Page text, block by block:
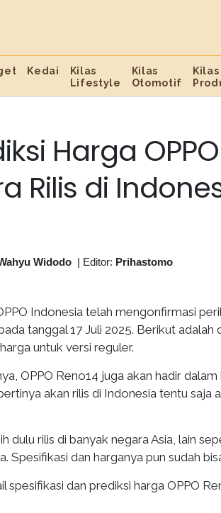
Kedai
Kilas
Lifestyle
Kilas
Otomotif
Kilas
Harga OPPO
Rilis di
Widodo | Editor: Prihastomo
Indonesia telah mengonfirmasi
tanggal 17 Juli 2025. Berikut adalah
untuk versi reguler.
OPPO Reno14 juga akan hadir dalam
akan rilis di Indonesia tentu saja
dulu rilis di banyak negara Asia, lain
Spesifikasi dan harganya pun sudah
spesifikasi dan prediksi harga OPPO